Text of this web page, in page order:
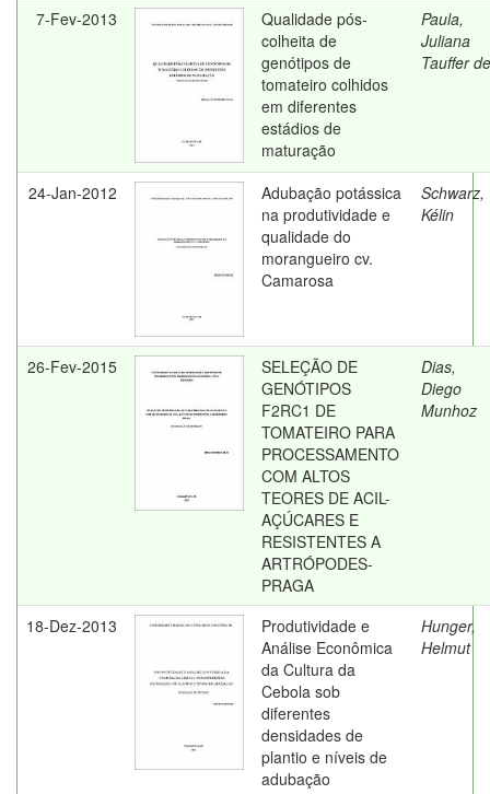
7-Fev-2013
Qualidade pós-
colheita de
genótipos de
tomateiro colhidos
em diferentes
estádios de
maturação
Paula,
Juliana
Tauffer de
24-Jan-2012
Adubação potássica
na produtividade e
qualidade do
morangueiro cv.
Camarosa
Schwarz,
Kélin
26-Fev-2015
SELEÇÃO DE
GENÓTIPOS
F2RC1 DE
TOMATEIRO PARA
PROCESSAMENTO
COM ALTOS
TEORES DE ACIL-
AÇÚCARES E
RESISTENTES A
ARTRÓPODES-
PRAGA
Dias,
Diego
Munhoz
18-Dez-2013
Produtividade e
Análise Econômica
da Cultura da
Cebola sob
diferentes
densidades de
plantio e níveis de
adubação
Hunger,
Helmut